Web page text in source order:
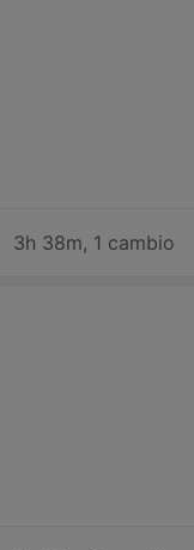
3h 38m, 1 cambio